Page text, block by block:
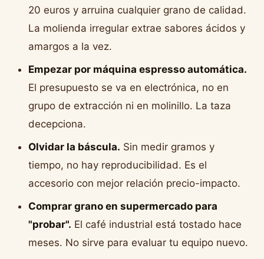
20 euros y arruina cualquier grano de calidad.
La molienda irregular extrae sabores ácidos y
amargos a la vez.
Empezar por máquina espresso automática.
El presupuesto se va en electrónica, no en
grupo de extracción ni en molinillo. La taza
decepciona.
Olvidar la báscula. Sin medir gramos y
tiempo, no hay reproducibilidad. Es el
accesorio con mejor relación precio-impacto.
Comprar grano en supermercado para
"probar". El café industrial está tostado hace
meses. No sirve para evaluar tu equipo nuevo.